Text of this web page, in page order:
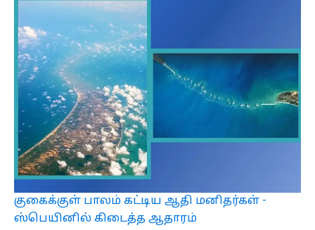
குகைக்குள் பாலம் கட்டிய ஆதி மனிதர்கள் -
ஸ்பெயினில் கிடைத்த ஆதாரம்